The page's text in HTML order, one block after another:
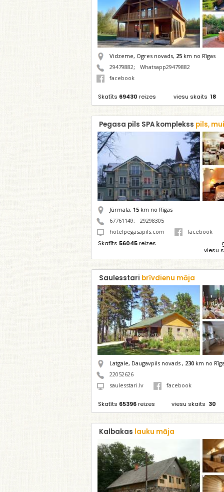
Vidzeme, Ogres novads, 25 km no Rīgas
29479882;
Whatsapp29479882
facebook
Skatīts 69430 reizes viesu skaits 18
Pegasa pils SPA komplekss pils,
Jūrmala, 15 km no Rīgas
67761149;
29298305
hotelpegasapils.com
facebook
Skatīts 56045reizes
viesu
Saulesstari brīvdienu māja
Latgale, Daugavpils novads , 230 km no
22052626
saulesstari.lv
facebook
Skatīts 65396reizes viesu skaits 30
Kalbakas lauku māja